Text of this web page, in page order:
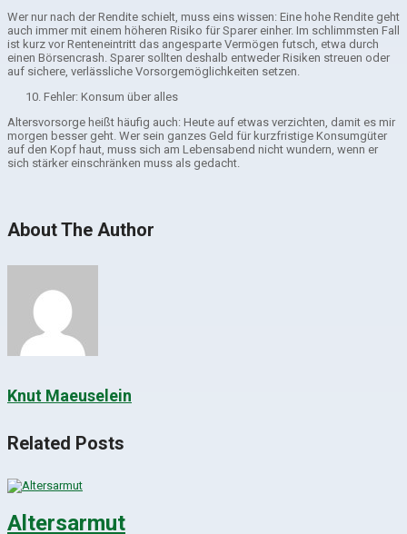
Wer nur nach der Rendite schielt, muss eins wissen: Eine hohe Rendite geht
auch immer mit einem höheren Risiko für Sparer einher. Im schlimmsten Fall
ist kurz vor Renteneintritt das angesparte Vermögen futsch, etwa durch
einen Börsencrash. Sparer sollten deshalb entweder Risiken streuen oder
auf sichere, verlässliche Vorsorgemöglichkeiten setzen.
Fehler: Konsum über alles
Altersvorsorge heißt häufig auch: Heute auf etwas verzichten, damit es mir
morgen besser geht. Wer sein ganzes Geld für kurzfristige Konsumgüter
auf den Kopf haut, muss sich am Lebensabend nicht wundern, wenn er
sich stärker einschränken muss als gedacht.
About The Author
Knut Maeuselein
Related Posts
Altersarmut